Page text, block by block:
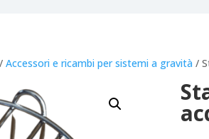
/Accessori e ricambi per sistemi a gravità /